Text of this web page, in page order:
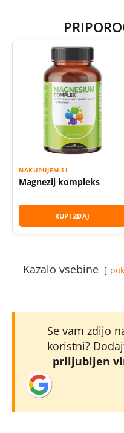
NAKUPUJEM.SI
Magnezij kompleks
KUPI ZDAJ
Kazalo vsebine
Se vam zdijo
koristni?
priljubljen